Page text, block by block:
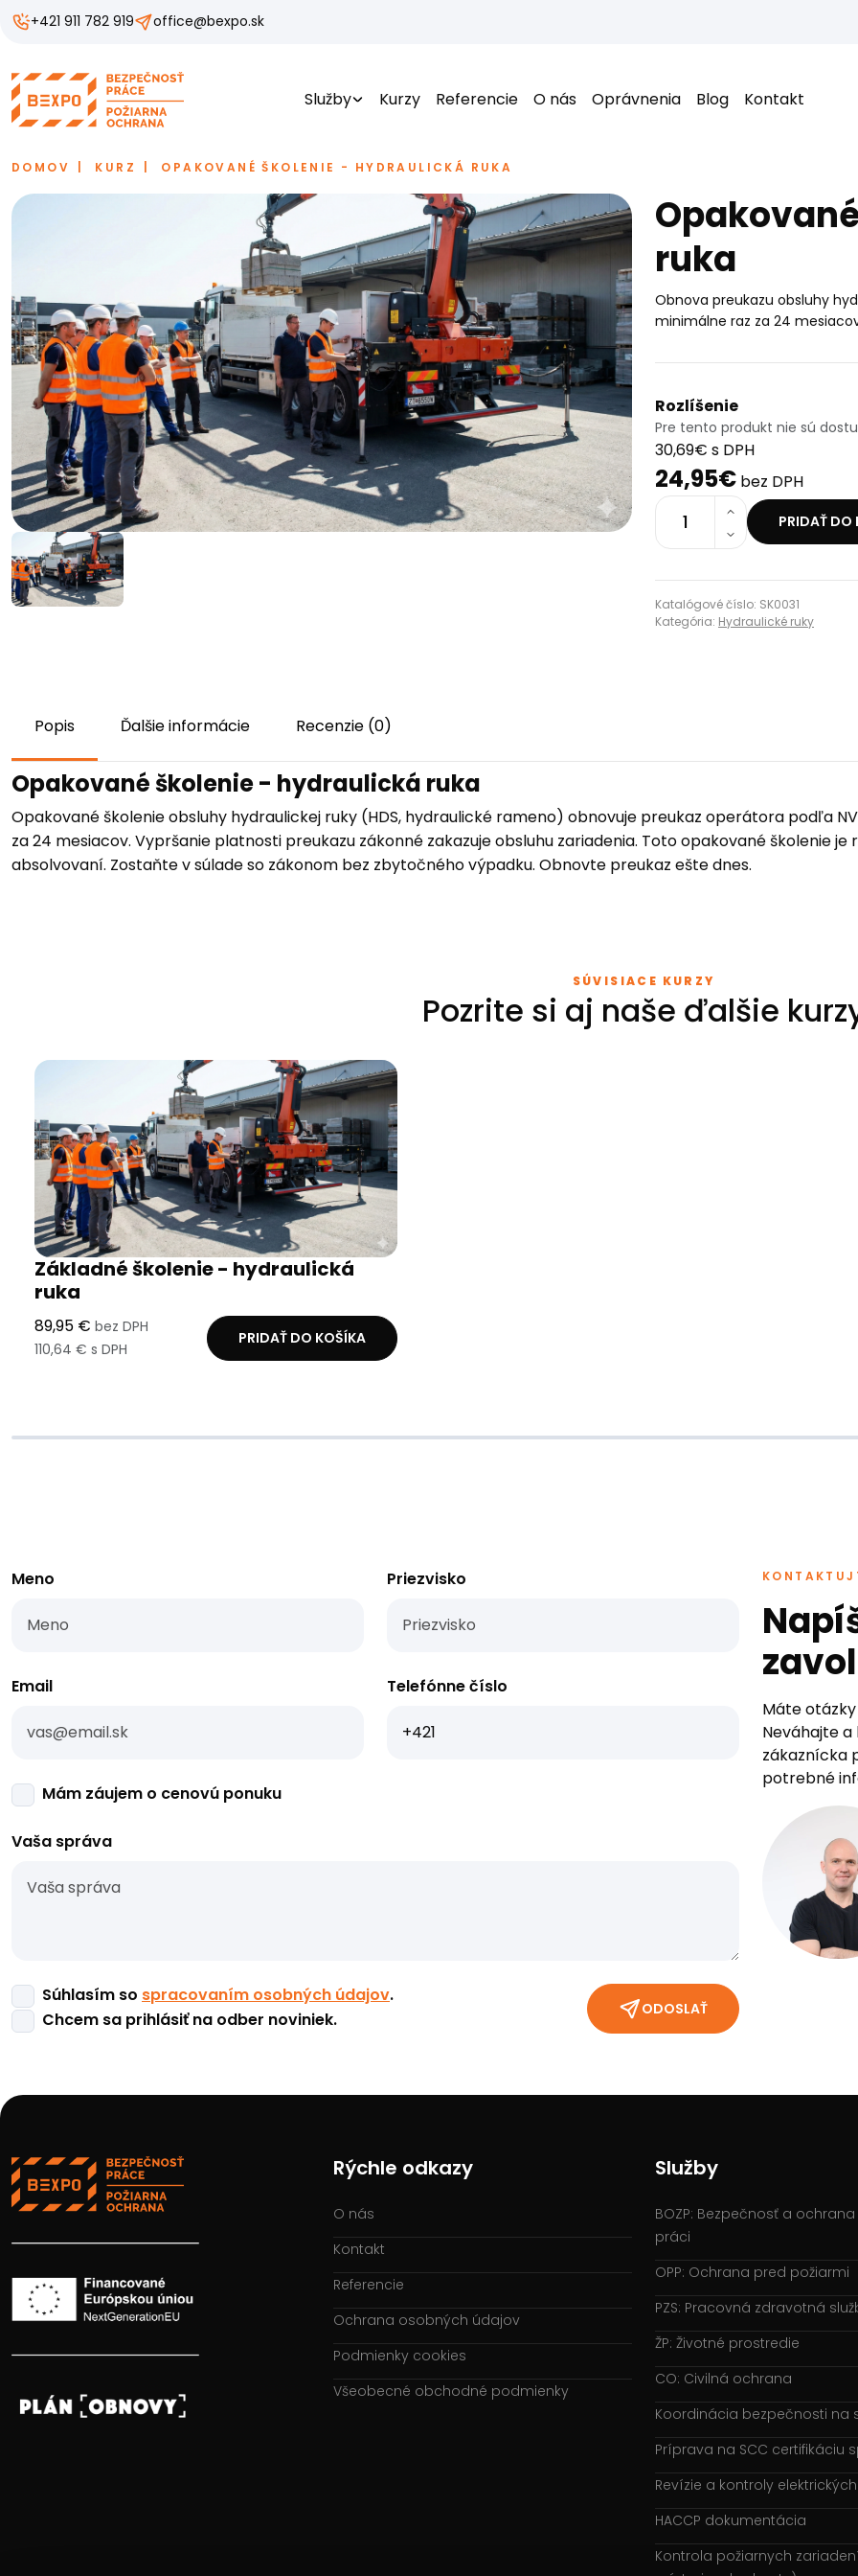
+421 911 782 919 office@bexpo.sk
Služby Kurzy Referencie O nás Oprávnenia Blog Kontakt
DOMOV KURZ OPAKOVANÉ ŠKOLENIE - HYDRAULICKÁ RUKA
ruka
Obnova preukazu obsluhy
minimálne raz za 24
Rozlíšenie
Pre tento produkt nie sú
30,69€ s DPH
24,95€ bez DPH
1 PRIDAŤ DO
Katalógové číslo: SK0031
Kategória: Hydraulické ruky
Popis Ďalšie informácie Recenzie (0)
Opakované školenie - hydraulická ruka
Opakované školenie obsluhy hydraulickej ruky (HDS, hydraulické rameno) obnovuje preukaz operátora podľa
za 24 mesiacov. Vypršanie platnosti preukazu zákonné zakazuje obsluhu zariadenia. Toto opakované školenie
absolvovaní. Zostaňte v súlade so zákonom bez zbytočného výpadku. Obnovte preukaz ešte dnes.
SÚVISIACE KURZY
Pozrite si aj naše ďalšie
Základné školenie - hydraulická
ruka
89,95 € bez DPH
110,64 € s DPH
PRIDAŤ DO KOŠÍKA
Meno Priezvisko
Email Telefónne číslo
Mám záujem o cenovú ponuku
Vaša správa
Súhlasím so spracovaním osobných údajov.
Chcem sa prihlásiť na odber noviniek.
ODOSLAŤ
Máte
Neváhajte
zákaznícka
potrebné
Rýchle odkazy
O nás
Kontakt
Referencie
Ochrana osobných údajov
Podmienky cookies
Všeobecné obchodné podmienky
Služby
BOZP: Bezpečnosť a
práci
OPP: Ochrana pred požiarmi
PZS: Pracovná zdravotná
ŽP: Životné prostredie
CO: Civilná ochrana
Koordinácia bezpečnosti na
Príprava na SCC certifikáciu
Revízie a kontroly
HACCP dokumentácia
Kontrola požiarnych